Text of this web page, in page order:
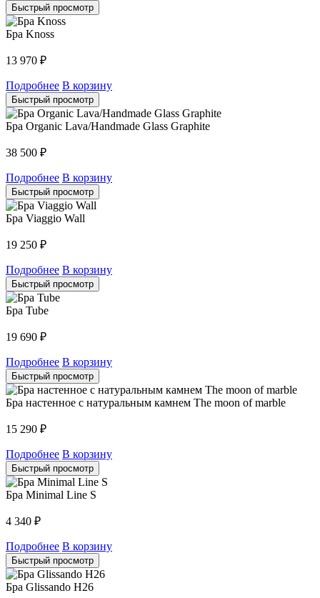
Быстрый просмотр
Бра Knoss
13 970 ₽
Подробнее В корзину
Быстрый просмотр
Бра Organic Lava/Handmade Glass Graphite
38 500 ₽
Подробнее В корзину
Быстрый просмотр
Бра Viaggio Wall
19 250 ₽
Подробнее В корзину
Быстрый просмотр
Бра Tube
19 690 ₽
Подробнее В корзину
Быстрый просмотр
Бра настенное c натуральным камнем The moon of marble
15 290 ₽
Подробнее В корзину
Быстрый просмотр
Бра Minimal Line S
4 340 ₽
Подробнее В корзину
Быстрый просмотр
Бра Glissando H26